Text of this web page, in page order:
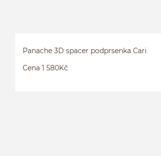
Panache 3D spacer podprsenka Cari
Cena 1 580Kč